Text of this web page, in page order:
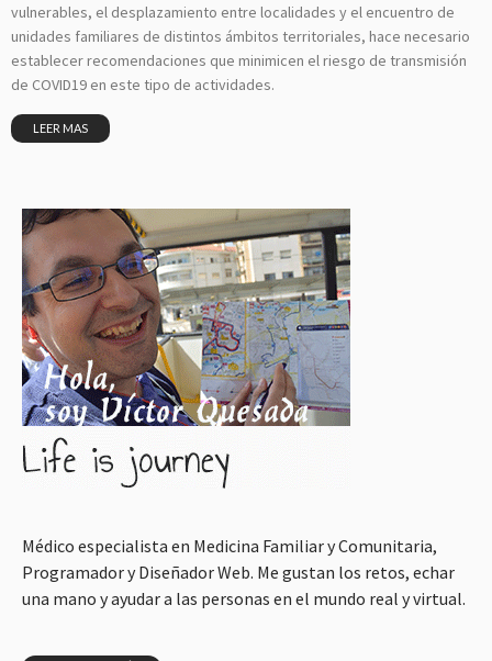
vulnerables, el desplazamiento entre localidades y el encuentro de
unidades familiares de distintos ámbitos territoriales, hace necesario
establecer recomendaciones que minimicen el riesgo de transmisión
de COVID19 en este tipo de actividades.
LEER MAS
Médico especialista en Medicina Familiar y Comunitaria,
Programador y Diseñador Web. Me gustan los retos, echar
una mano y ayudar a las personas en el mundo real y virtual.